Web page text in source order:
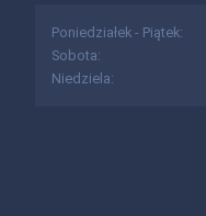
Poniedziałek - Piątek:
Sobota:
Niedziela: